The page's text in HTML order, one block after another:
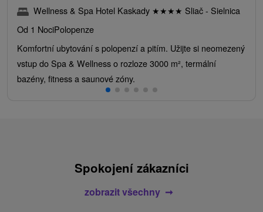
Wellness & Spa Hotel Kaskady ★★★★ Sliač - Sielnica
Od 1 NociPolopenze
Komfortní ubytování s polopenzí a pitím. Užijte si neomezený
vstup do Spa & Wellness o rozloze 3000 m², termální
bazény, fitness a saunové zóny.
Spokojení zákazníci
zobrazit všechny